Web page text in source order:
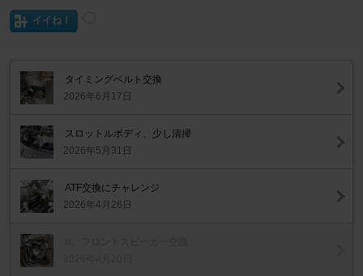
イイね！
タイミングベルト交換
2026年6月17日
スロットルボディ、少し清掃
2026年5月31日
ATF交換にチャレンジ
2026年4月26日